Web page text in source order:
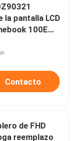
la pantalla LCD
100E
Contacto
de FHD
reemplazo